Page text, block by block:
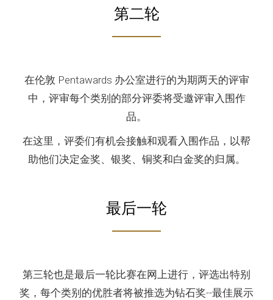
第二轮
在伦敦 Pentawards 办公室进行的为期两天的评审
中，评审每个类别的部分评委将受邀评审入围作
品。
在这里，评委们有机会接触和观看入围作品，以帮
助他们决定金奖、银奖、铜奖和白金奖的归属。
最后一轮
第三轮也是最后一轮比赛在网上进行，评选出特别
奖，每个类别的优胜者将被推选为钻石奖--最佳展示